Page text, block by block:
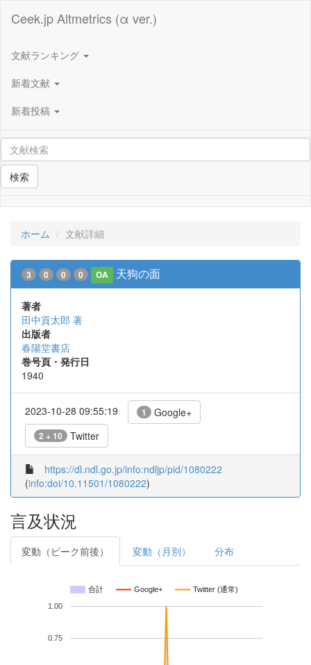
Ceek.jp Altmetrics (α ver.)
文献ランキング
新着文献
新着投稿
検索
ホーム 文献詳細
3 0 0 0 OA 天狗の面
著者
田中貢太郎 著
出版者
春陽堂書店
巻号頁・発行日
1940
2023-10-28 09:55:19 1 Google+
2 + 10 Twitter
https://dl.ndl.go.jp/info:ndljp/pid/1080222
(info:doi/10.11501/1080222)
言及状況
変動（ピーク前後） 変動（月別） 分布
合計 Google+ Twitter (通常)
0.75
1.00